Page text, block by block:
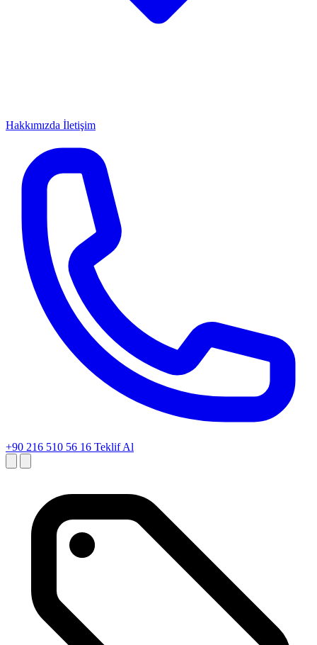
Hakkımızda İletişim
+90 216 510 56 16 Teklif Al